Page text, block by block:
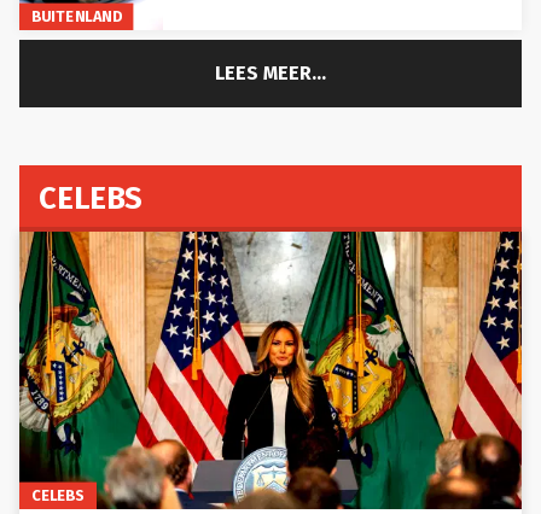
BUITENLAND
LEES MEER...
CELEBS
CELEBS